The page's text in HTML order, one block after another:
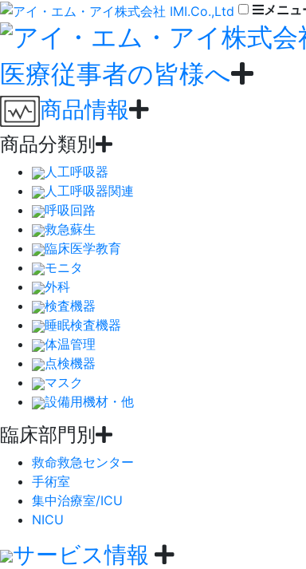
メニュ
医療従事者の皆様へ
商品情報
商品分類別
人工呼吸器
人工呼吸器関連
呼吸回路
救急蘇生
臨床医学教育
モニタ
外科
検査機器
睡眠検査機器
体温管理
点検機器
マスク
設備用機材・他
臨床部門別
救命救急センター
手術室
集中治療室/ICU
NICU
サービス情報